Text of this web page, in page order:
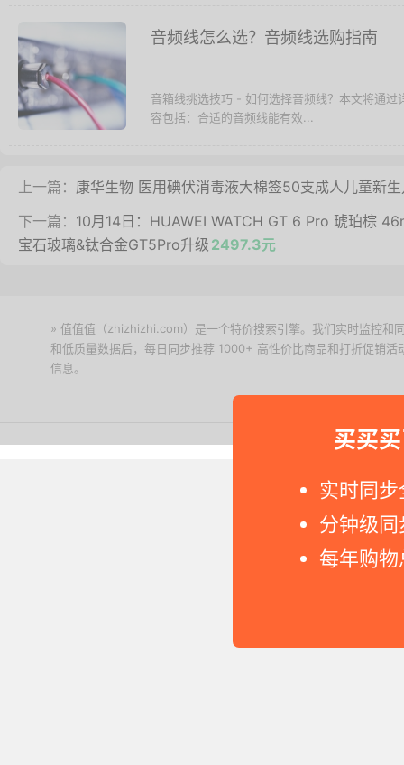
买买
实时同
分钟级
每年购
音频线怎么选？音频线选购指南
音箱线挑选技巧 - 如何选择音频线？本文将通
容包括：合适的音频线能有效...
上一篇： 康华生物 医用碘伏消毒液大棉签50支成人儿童新
下一篇： 10月14日：HUAWEI WATCH GT 6 Pro 琥珀棕
宝石玻璃&钛合金GT5Pro升级 2497.3元
» 值值值（zhizhizhi.com）是一个特价搜索引擎。我们实时监控和
和低质量数据后，每日同步推荐 1000+ 高性价比商品和打折促销
信息。
Copyright © 2011-2026 网购